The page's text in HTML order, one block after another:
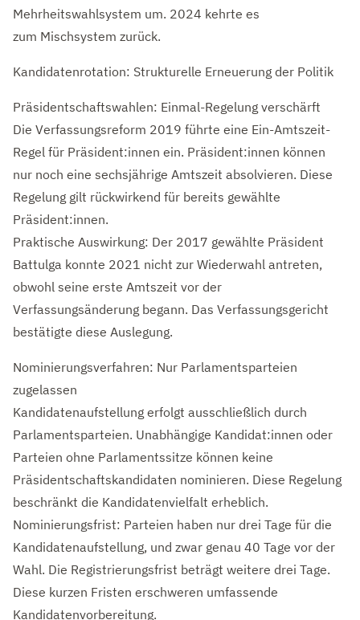
Mehrheitswahlsystem um. 2024 kehrte es
zum Mischsystem zurück.
Kandidatenrotation: Strukturelle Erneuerung der Politik
Präsidentschaftswahlen: Einmal-Regelung verschärft
Die Verfassungsreform 2019 führte eine Ein-Amtszeit-
Regel für Präsident:innen ein. Präsident:innen können
nur noch eine sechsjährige Amtszeit absolvieren. Diese
Regelung gilt rückwirkend für bereits gewählte
Präsident:innen.
Praktische Auswirkung: Der 2017 gewählte Präsident
Battulga konnte 2021 nicht zur Wiederwahl antreten,
obwohl seine erste Amtszeit vor der
Verfassungsänderung begann. Das Verfassungsgericht
bestätigte diese Auslegung.
Nominierungsverfahren: Nur Parlamentsparteien
zugelassen
Kandidatenaufstellung erfolgt ausschließlich durch
Parlamentsparteien. Unabhängige Kandidat:innen oder
Parteien ohne Parlamentssitze können keine
Präsidentschaftskandidaten nominieren. Diese Regelung
beschränkt die Kandidatenvielfalt erheblich.
Nominierungsfrist: Parteien haben nur drei Tage für die
Kandidatenaufstellung, und zwar genau 40 Tage vor der
Wahl. Die Registrierungsfrist beträgt weitere drei Tage.
Diese kurzen Fristen erschweren umfassende
Kandidatenvorbereitung.